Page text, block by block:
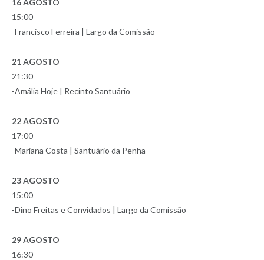
15:00
-Francisco Ferreira | Largo da Comissão
21 AGOSTO
21:30
-Amália Hoje | Recinto Santuário
22 AGOSTO
17:00
-Mariana Costa | Santuário da Penha
23 AGOSTO
15:00
-Dino Freitas e Convidados | Largo da Comissão
29 AGOSTO
16:30